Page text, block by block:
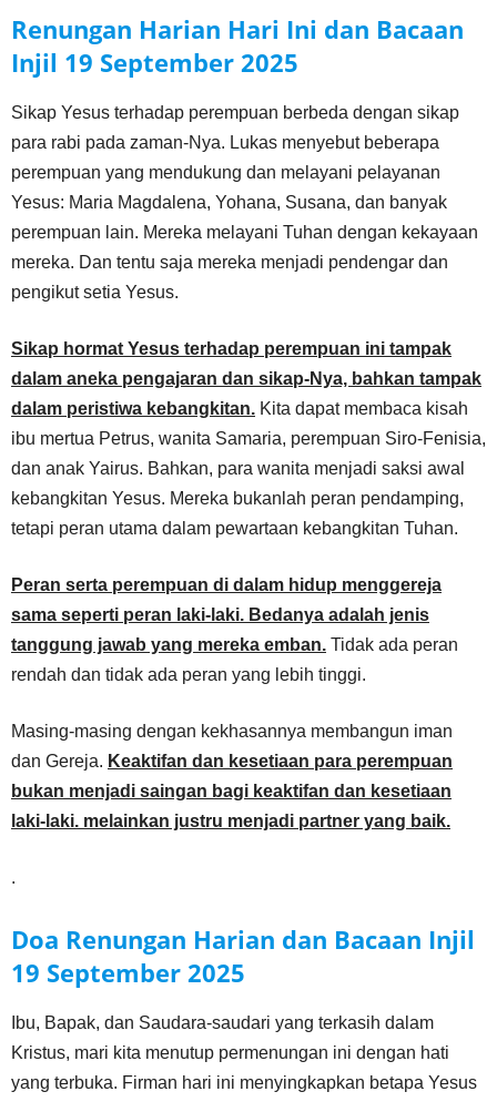
Renungan Harian Hari Ini dan Bacaan
Injil 19 September 2025
Sikap Yesus terhadap perempuan berbeda dengan sikap
para rabi pada zaman-Nya. Lukas menyebut beberapa
perempuan yang mendukung dan melayani pelayanan
Yesus: Maria Magdalena, Yohana, Susana, dan banyak
perempuan lain. Mereka melayani Tuhan dengan kekayaan
mereka. Dan tentu saja mereka menjadi pendengar dan
pengikut setia Yesus.
Sikap hormat Yesus terhadap perempuan ini tampak
dalam aneka pengajaran dan sikap-Nya, bahkan tampak
dalam peristiwa kebangkitan. Kita dapat membaca kisah
ibu mertua Petrus, wanita Samaria, perempuan Siro-Fenisia,
dan anak Yairus. Bahkan, para wanita menjadi saksi awal
kebangkitan Yesus. Mereka bukanlah peran pendamping,
tetapi peran utama dalam pewartaan kebangkitan Tuhan.
Peran serta perempuan di dalam hidup menggereja
sama seperti peran laki-laki. Bedanya adalah jenis
tanggung jawab yang mereka emban. Tidak ada peran
rendah dan tidak ada peran yang lebih tinggi.
Masing-masing dengan kekhasannya membangun iman
dan Gereja. Keaktifan dan kesetiaan para perempuan
bukan menjadi saingan bagi keaktifan dan kesetiaan
laki-laki. melainkan justru menjadi partner yang baik.
.
Doa Renungan Harian dan Bacaan Injil
19 September 2025
Ibu, Bapak, dan Saudara-saudari yang terkasih dalam
Kristus, mari kita menutup permenungan ini dengan hati
yang terbuka. Firman hari ini menyingkapkan betapa Yesus